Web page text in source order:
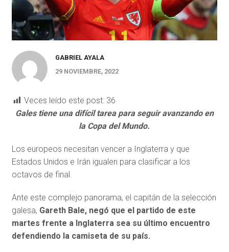
GABRIEL AYALA
29 NOVIEMBRE, 2022
Veces leído este post: 36
Gales tiene una difícil tarea para seguir avanzando en
la Copa del Mundo.
Los europeos necesitan vencer a Inglaterra y que
Estados Unidos e Irán igualen para clasificar a los
octavos de final.
Ante este complejo panorama, el capitán de la selección
galesa, Gareth Bale, negó que el partido de este
martes frente a Inglaterra sea su último encuentro
defendiendo la camiseta de su país.